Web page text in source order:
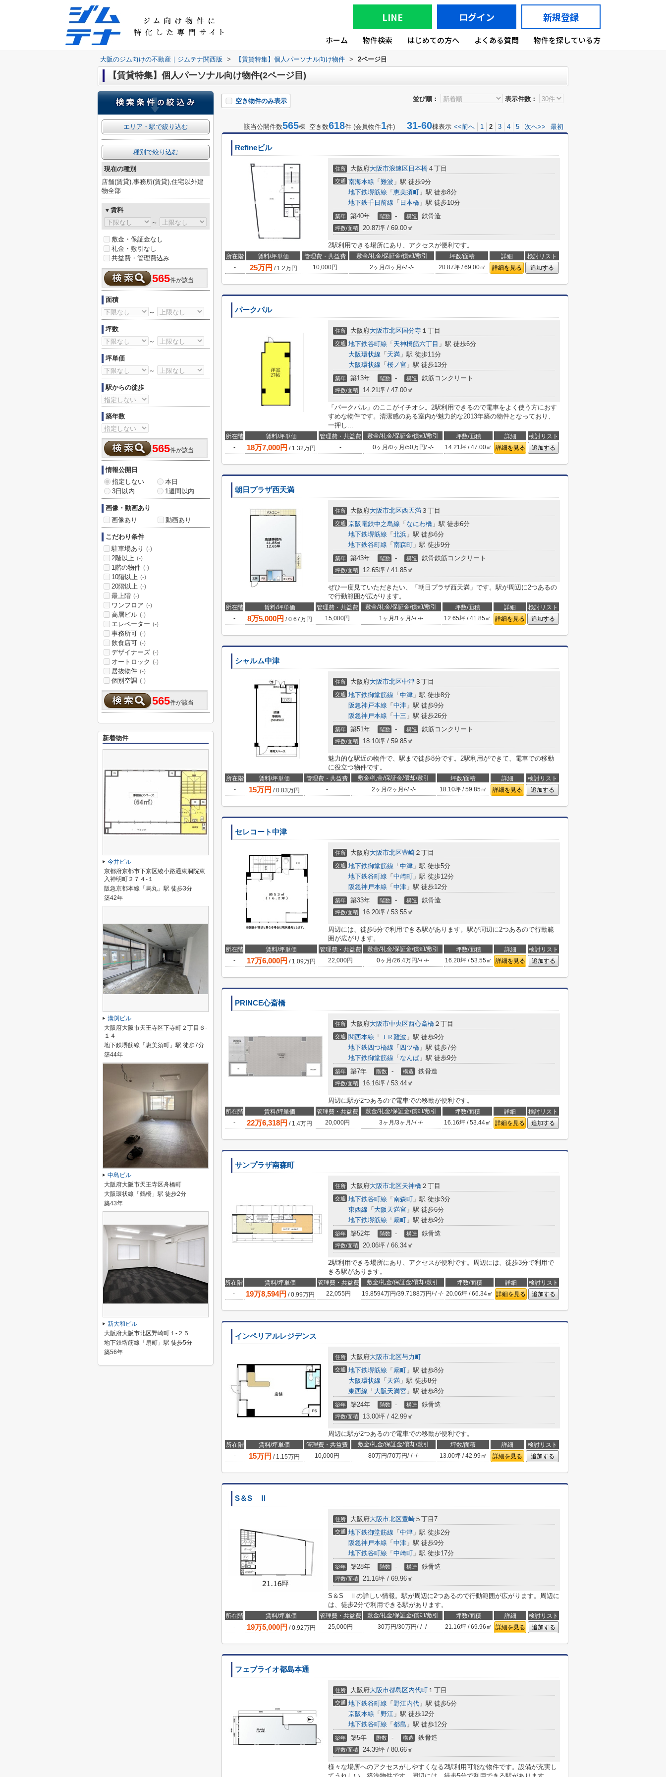
LINE ログイン 新規登録
ホーム 物件検索 はじめての方へ よくある質問 物件を探している方
大阪のジム向けの不動産｜ジムテナ関西版 > 【賃貸特集】個人パーソナル向け物件 > 2ページ目
【賃貸特集】個人パーソナル向け物件(2ページ目)
並び順： 表示件数：
空き物件のみ表示
該当公開件数565棟 空き数618件 (会員物件1件) 31-60棟表示 <<前へ 1 2 3 4 5 次へ>> 最初
Refineビル
住所 大阪府大阪市浪速区 日本橋 ４丁目
交通 南海本線 「 難波 」駅 徒歩9分
地下鉄堺筋線 「 恵美須町 」駅 徒歩8分
地下鉄千日前線 「 日本橋 」駅 徒歩10分
築年 築40年 階数 - 構造 鉄骨造
坪数/面積 20.87坪 / 69.00㎡
2駅利用できる場所にあり、アクセスが便利です。
所在階 賃料/坪単価 管理費・共益費 敷金/礼金/保証金/償却/敷引 坪数/面積 詳細
検討リスト
-
25万円 / 1.2万円 10,000円 2ヶ月 /3ヶ月 /-/-/- 20.87坪 / 69.00㎡ 詳細を見る 追加する
パークパル
住所 大阪府大阪市北区国分寺 １丁目
交通 地下鉄谷町線 「 天神橋筋六丁目 」駅 徒歩6分
大阪環状線 「 天満 」駅 徒歩11分
大阪環状線 「 桜ノ宮 」駅 徒歩13分
築年 築13年 階数 - 構造 鉄筋コンクリート
坪数/面積 14.21坪 / 47.00㎡
「パークパル」のここがイチオシ。2駅利用できるので電車をよく使う方におす
すめな物件です。清潔感のある室内が魅力的な2013年築の物件となっており、
一押し...
所在階 賃料/坪単価 管理費・共益費 敷金/礼金/保証金/償却/敷引 坪数/面積 詳細
検討リスト
-
18万7,000円 / 1.32万円 - 0ヶ月 /0ヶ月 /50万円/-/- 14.21坪 / 47.00㎡ 詳細を見る 追加する
朝日プラザ西天満
住所 大阪府大阪市北区西天満 ３丁目
交通 京阪電鉄中之島線 「 なにわ橋 」駅 徒歩6分
地下鉄堺筋線 「 北浜 」駅 徒歩6分
地下鉄谷町線 「 南森町 」駅 徒歩9分
築年 築43年 階数 - 構造 鉄骨鉄筋コンクリート
坪数/面積 12.65坪 / 41.85㎡
ぜひ一度見ていただきたい、「朝日プラザ西天満」です。駅が周辺に2つあるの
で行動範囲が広がります。
所在階 賃料/坪単価 管理費・共益費 敷金/礼金/保証金/償却/敷引 坪数/面積 詳細
検討リスト
-
8万5,000円 /0.67万円 15,000円 1ヶ月 /1ヶ月 /-/-/- 12.65坪 / 41.85㎡ 詳細を見る 追加する
シャルム中津
住所 大阪府大阪市北区中津 ３丁目
交通 地下鉄御堂筋線 「 中津 」駅 徒歩8分
阪急神戸本線 「 中津 」駅 徒歩9分
阪急神戸本線 「 十三 」駅 徒歩26分
築年 築51年 階数 - 構造 鉄筋コンクリート
坪数/面積 18.10坪 / 59.85㎡
魅力的な駅近の物件で、駅まで徒歩8分です。2駅利用ができて、電車での移動
に役立つ物件です。
所在階 賃料/坪単価 管理費・共益費 敷金/礼金/保証金/償却/敷引 坪数/面積 詳細
検討リスト
-
15万円 /0.83万円 - 2ヶ月 /2ヶ月 /-/-/- 18.10坪 / 59.85㎡ 詳細を見る 追加する
セレコート中津
住所 大阪府大阪市北区豊崎 ２丁目
交通 地下鉄御堂筋線 「 中津 」駅 徒歩5分
地下鉄谷町線 「 中崎町 」駅 徒歩12分
阪急神戸本線 「 中津 」駅 徒歩12分
築年 築33年 階数 - 構造 鉄骨造
坪数/面積 16.20坪 / 53.55㎡
周辺には、徒歩5分で利用できる駅があります。駅が周辺に2つあるので行動範
囲が広がります。
所在階 賃料/坪単価 管理費・共益費 敷金/礼金/保証金/償却/敷引 坪数/面積 詳細
検討リスト
-
17万6,000円 / 1.09万円 22,000円 0ヶ月 /26.4万円/-/-/- 16.20坪 / 53.55㎡ 詳細を見る 追加する
PRINCE心斎橋
住所 大阪府大阪市中央区西心斎橋 ２丁目
交通 関西本線 「 ＪＲ難波 」駅 徒歩9分
地下鉄四つ橋線 「 四ツ橋 」駅 徒歩7分
地下鉄御堂筋線 「 なんば 」駅 徒歩9分
築年 築7年 階数 - 構造 鉄骨造
坪数/面積 16.16坪 / 53.44㎡
周辺に駅が2つあるので電車での移動が便利です。
所在階 賃料/坪単価 管理費・共益費 敷金/礼金/保証金/償却/敷引 坪数/面積 詳細
検討リスト
-
22万6,318円 / 1.4万円 20,000円 3ヶ月 /3ヶ月 /-/-/- 16.16坪 / 53.44㎡ 詳細を見る 追加する
サンプラザ南森町
住所 大阪府大阪市北区天神橋 ２丁目
交通 地下鉄谷町線 「 南森町 」駅 徒歩3分
東西線 「 大阪天満宮 」駅 徒歩6分
地下鉄堺筋線 「 扇町 」駅 徒歩9分
築年 築52年 階数 - 構造 鉄骨造
坪数/面積 20.06坪 / 66.34㎡
2駅利用できる場所にあり、アクセスが便利です。周辺には、徒歩3分で利用で
きる駅があります。
所在階 賃料/坪単価 管理費・共益費 敷金/礼金/保証金/償却/敷引 坪数/面積 詳細
検討リスト
-
19万8,594円 /0.99万円 22,055円 19.8594万円/39.7188万円/-/-/- 20.06坪 / 66.34㎡ 詳細を見る 追加する
インペリアルレジデンス
住所 大阪府大阪市北区与力町
交通 地下鉄堺筋線 「 扇町 」駅 徒歩8分
大阪環状線 「 天満 」駅 徒歩8分
東西線 「 大阪天満宮 」駅 徒歩8分
築年 築24年 階数 - 構造 鉄骨造
坪数/面積 13.00坪 / 42.99㎡
周辺に駅が2つあるので電車での移動が便利です。
所在階 賃料/坪単価 管理費・共益費 敷金/礼金/保証金/償却/敷引 坪数/面積 詳細
検討リスト
-
15万円 / 1.15万円 10,000円 80万円/70万円/-/-/- 13.00坪 / 42.99㎡ 詳細を見る 追加する
S＆S Ⅱ
住所 大阪府大阪市北区豊崎 ５丁目7
交通 地下鉄御堂筋線 「 中津 」駅 徒歩2分
阪急神戸本線 「 中津 」駅 徒歩9分
地下鉄谷町線 「 中崎町 」駅 徒歩17分
築年 築28年 階数 - 構造 鉄骨造
坪数/面積 21.16坪 / 69.96㎡
S＆S Ⅱの詳しい情報。駅が周辺に2つあるので行動範囲が広がります。周辺に
は、徒歩2分で利用できる駅があります。
所在階 賃料/坪単価 管理費・共益費 敷金/礼金/保証金/償却/敷引 坪数/面積 詳細
検討リスト
-
19万5,000円 /0.92万円 25,000円 30万円/30万円/-/-/- 21.16坪 / 69.96㎡ 詳細を見る 追加する
フェブライオ都島本通
住所 大阪府大阪市都島区内代町 １丁目
交通 地下鉄谷町線 「 野江内代 」駅 徒歩5分
京阪本線 「 野江 」駅 徒歩12分
地下鉄谷町線 「 都島 」駅 徒歩12分
築年 築5年 階数 - 構造 鉄骨造
坪数/面積 24.39坪 / 80.66㎡
様々な場所へのアクセスがしやすくなる2駅利用可能な物件です。設備が充実し
エリア・駅で絞り込む
種別で絞り込む
現在の種別
店舗(賃貸),事務所(賃貸),住宅以外建
物全部
▼賃料
～
敷金・保証金なし
礼金・敷引なし
共益費・管理費込み
565件が該当
面積
～
坪数
～
坪単価
～
駅からの徒歩
築年数
565件が該当
情報公開日
指定しない
本日
3日以内
1週間以内
画像・動画あり
画像あり
動画あり
こだわり条件
駐車場あり
(-)
2階以上 (-)
1階の物件 (-)
10階以上 (-)
20階以上 (-)
最上階 (-)
ワンフロア (-)
高層ビル (-)
エレベーター (-)
事務所可 (-)
飲食店可 (-)
デザイナーズ (-)
オートロック (-)
居抜物件 (-)
個別空調 (-)
565件が該当
新着物件
今井ビル
京都府京都市下京区綾小路通東洞院東
入神明町２７４-１
阪急京都本線「烏丸」駅 徒歩3分
築42年
溝渕ビル
大阪府大阪市天王寺区下寺町２丁目６-
１４
地下鉄堺筋線「恵美須町」駅 徒歩7分
築44年
中島ビル
大阪府大阪市天王寺区舟橋町
大阪環状線「鶴橋」駅 徒歩2分
築43年
新大和ビル
大阪府大阪市北区野崎町１-２５
地下鉄堺筋線「扇町」駅 徒歩5分
築56年